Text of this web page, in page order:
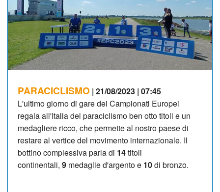
NEWSLETTER
PARACICLISMO | 21/08/2023 | 07:45
L'ultimo giorno di gare dei Campionati Europei
regala all'Italia del paraciclismo ben otto titoli e un
medagliere ricco, che permette al nostro paese di
restare al vertice del movimento internazionale. Il
bottino complessiva parla di 14titoli
continentali, 9 medaglie d'argento e 10di bronzo.